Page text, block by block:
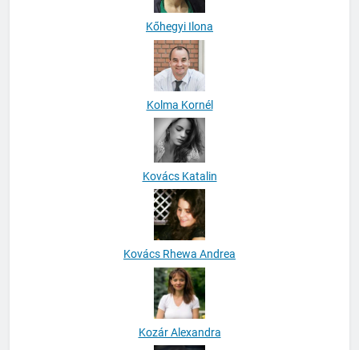
Kőhegyi Ilona
Kolma Kornél
Kovács Katalin
Kovács Rhewa Andrea
Kozár Alexandra